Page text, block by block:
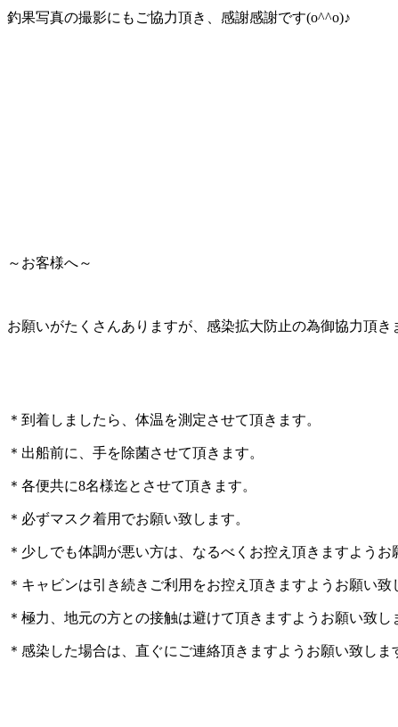
釣果写真の撮影にもご協力頂き、感謝感謝です(o^^o)♪
～お客様へ～
お願いがたくさんありますが、感染拡大防止の為御協力頂き
＊到着しましたら、体温を測定させて頂きます。
＊出船前に、手を除菌させて頂きます。
＊各便共に8名様迄とさせて頂きます。
＊必ずマスク着用でお願い致します。
＊少しでも体調が悪い方は、なるべくお控え頂きますようお
＊キャビンは引き続きご利用をお控え頂きますようお願い致
＊極力、地元の方との接触は避けて頂きますようお願い致し
＊感染した場合は、直ぐにご連絡頂きますようお願い致しま